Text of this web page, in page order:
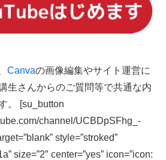
Canvaの画像編集やサイト運営に
生さんからのご質問等で共通な内
。 [su_button
channel/UCBDpSFhg_-
style=”stroked”
size=”2″ center=”yes” icon=”icon: